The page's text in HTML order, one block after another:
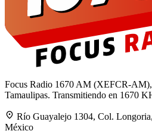
Focus Radio 1670 AM (XEFCR-AM),
Tamaulipas. Transmitiendo en 1670
Río Guayalejo 1304, Col.
México